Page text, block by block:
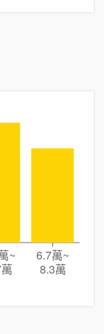
~
6.7萬~
8.3萬